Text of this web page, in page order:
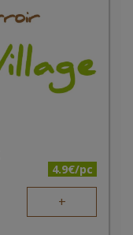
4.9€/pc
+